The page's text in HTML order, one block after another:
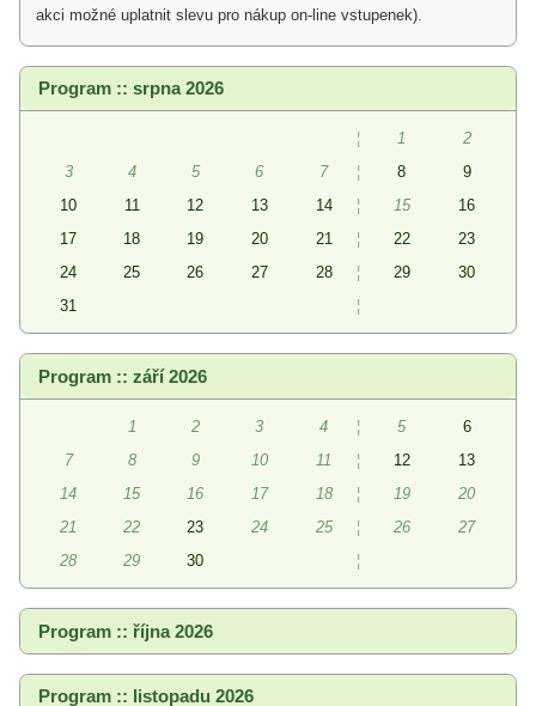
akci možné uplatnit slevu pro nákup on-line vstupenek).
Program :: srpna 2026
¦ 1
2
3
4 5 6 7 ¦ 8
9
10
11 12 13 14 ¦ 15
16
17
18 19 20 21 ¦ 22
23
24
25 26 27 28 ¦ 29
30
31
¦
Program :: září 2026
1 2 3 4 ¦ 5
6
7
8 9 10 11 ¦ 12
13
14
15 16 17 18 ¦ 19
20
21
22 23 24 25 ¦ 26
27
28
29 30 ¦
Program :: října 2026
Program :: listopadu 2026